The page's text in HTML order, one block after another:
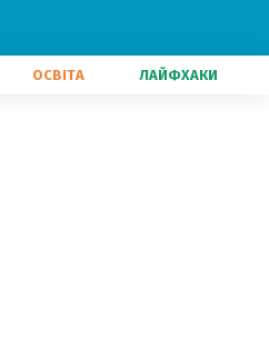
ОСВІТА ЛАЙФХАКИ